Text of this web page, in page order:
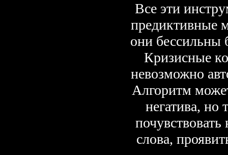
Все эти
они бессильны
Кризисные
невозможно
Алгоритм
негатива, но
слова,